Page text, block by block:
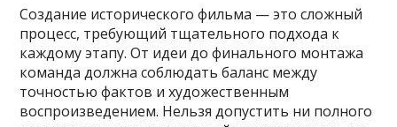
Создание исторического фильма — это сложный
процесс, требующий тщательного подхода к
каждому этапу. От идеи до финального монтажа
команда должна соблюдать баланс между
точностью фактов и художественным
воспроизведением. Нельзя допустить ни полного